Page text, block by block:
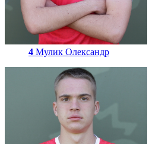
4 Мулик Олександр